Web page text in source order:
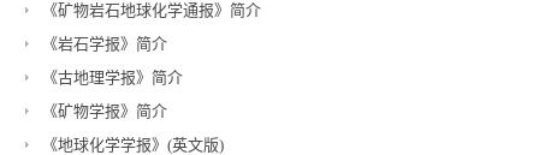
《矿物岩石地球化学通报》简介
《岩石学报》简介
《古地理学报》简介
《矿物学报》简介
《地球化学学报》(英文版)